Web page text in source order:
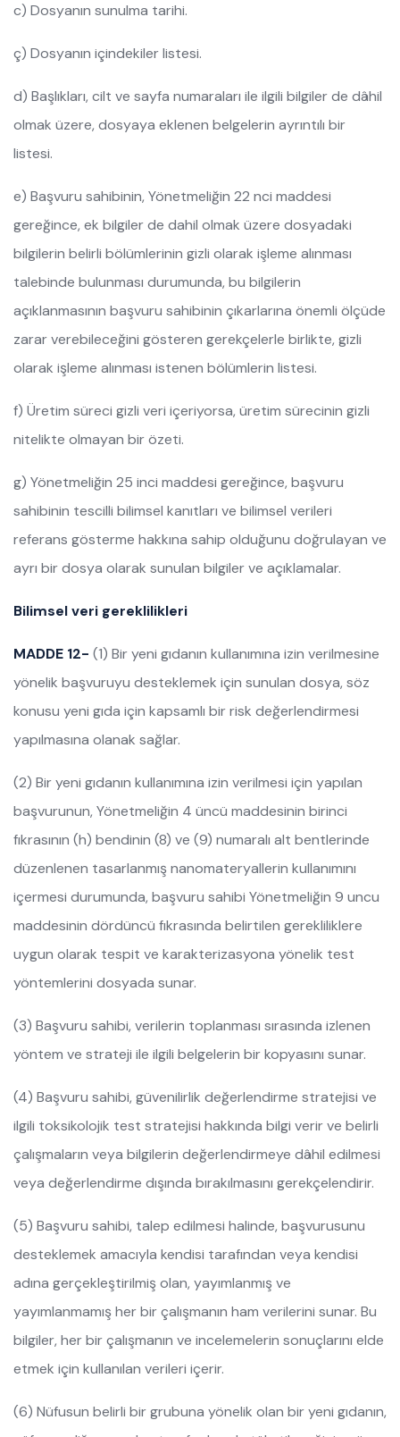
c) Dosyanın sunulma tarihi.
ç) Dosyanın içindekiler listesi.
d) Başlıkları, cilt ve sayfa numaraları ile ilgili bilgiler de dâhil
olmak üzere, dosyaya eklenen belgelerin ayrıntılı bir
listesi.
e) Başvuru sahibinin, Yönetmeliğin 22 nci maddesi
gereğince, ek bilgiler de dahil olmak üzere dosyadaki
bilgilerin belirli bölümlerinin gizli olarak işleme alınması
talebinde bulunması durumunda, bu bilgilerin
açıklanmasının başvuru sahibinin çıkarlarına önemli ölçüde
zarar verebileceğini gösteren gerekçelerle birlikte, gizli
olarak işleme alınması istenen bölümlerin listesi.
f) Üretim süreci gizli veri içeriyorsa, üretim sürecinin gizli
nitelikte olmayan bir özeti.
g) Yönetmeliğin 25 inci maddesi gereğince, başvuru
sahibinin tescilli bilimsel kanıtları ve bilimsel verileri
referans gösterme hakkına sahip olduğunu doğrulayan ve
ayrı bir dosya olarak sunulan bilgiler ve açıklamalar.
Bilimsel veri gereklilikleri
MADDE 12- (1) Bir yeni gıdanın kullanımına izin verilmesine
yönelik başvuruyu desteklemek için sunulan dosya, söz
konusu yeni gıda için kapsamlı bir risk değerlendirmesi
yapılmasına olanak sağlar.
(2) Bir yeni gıdanın kullanımına izin verilmesi için yapılan
başvurunun, Yönetmeliğin 4 üncü maddesinin birinci
fıkrasının (h) bendinin (8) ve (9) numaralı alt bentlerinde
düzenlenen tasarlanmış nanomateryallerin kullanımını
içermesi durumunda, başvuru sahibi Yönetmeliğin 9 uncu
maddesinin dördüncü fıkrasında belirtilen gerekliliklere
uygun olarak tespit ve karakterizasyona yönelik test
yöntemlerini dosyada sunar.
(3) Başvuru sahibi, verilerin toplanması sırasında izlenen
yöntem ve strateji ile ilgili belgelerin bir kopyasını sunar.
(4) Başvuru sahibi, güvenilirlik değerlendirme stratejisi ve
ilgili toksikolojik test stratejisi hakkında bilgi verir ve belirli
çalışmaların veya bilgilerin değerlendirmeye dâhil edilmesi
veya değerlendirme dışında bırakılmasını gerekçelendirir.
(5) Başvuru sahibi, talep edilmesi halinde, başvurusunu
desteklemek amacıyla kendisi tarafından veya kendisi
adına gerçekleştirilmiş olan, yayımlanmış ve
yayımlanmamış her bir çalışmanın ham verilerini sunar. Bu
bilgiler, her bir çalışmanın ve incelemelerin sonuçlarını elde
etmek için kullanılan verileri içerir.
(6) Nüfusun belirli bir grubuna yönelik olan bir yeni gıdanın,